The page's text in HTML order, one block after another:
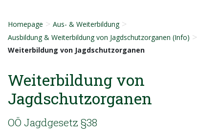
Homepage > Aus- & Weiterbildung >
Ausbildung & Weiterbildung von Jagdschutzorganen (Info) >
Weiterbildung von Jagdschutzorganen
Weiterbildung von
Jagdschutzorganen
OÖ Jagdgesetz §38